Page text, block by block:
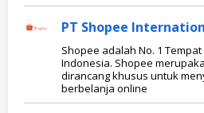
PT Shopee
Shopee adalah No. 1
Indonesia. Shopee
dirancang khusus untuk
berbelanja online